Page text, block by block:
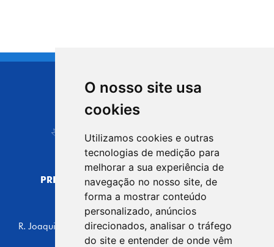
O nosso site usa
cookies
Utilizamos cookies e outras
tecnologias de medição para
melhorar a sua experiência de
navegação no nosso site, de
forma a mostrar conteúdo
personalizado, anúncios
direcionados, analisar o tráfego
do site e entender de onde vêm
CIDADE DE
Carapicuíba
PREFEITURA MUNICIPAL DE CARAPICUÍBA
CNPJ: 44.892.693/0001-40
CENTRO ADMINISTRATIVO
R. Joaquim das Neves, 211 - Vila Caldas, Carapicuíba/SP
CEP: 06310-030, Brasil